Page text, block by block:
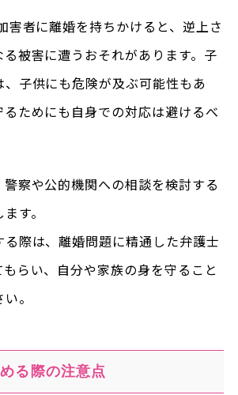
害者に離婚を持ちかけると、逆上さ
被害に遭うおそれがあります。子
子供にも危険が及ぶ可能性もあ
るためにも自身での対応は避けるべ
察や公的機関への相談を検討する
す。
際は、離婚問題に精通した弁護士
らい、自分や家族の身を守ること
。
る際の注意点